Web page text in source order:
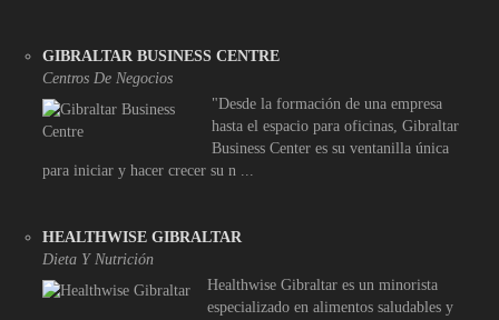
GIBRALTAR BUSINESS CENTRE
Centros De Negocios
"Desde la formación de una empresa
hasta el espacio para oficinas, Gibraltar
Business Center es su ventanilla única
para iniciar y hacer crecer su n ...
HEALTHWISE GIBRALTAR
Dieta Y Nutrición
Healthwise Gibraltar es un minorista
especializado en alimentos saludables y